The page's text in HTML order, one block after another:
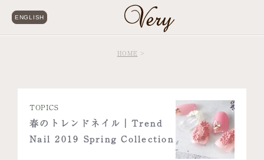
ENGLISH
HOME
TOPICS
春のトレンドネイル｜Trend
Nail 2019 Spring Collection